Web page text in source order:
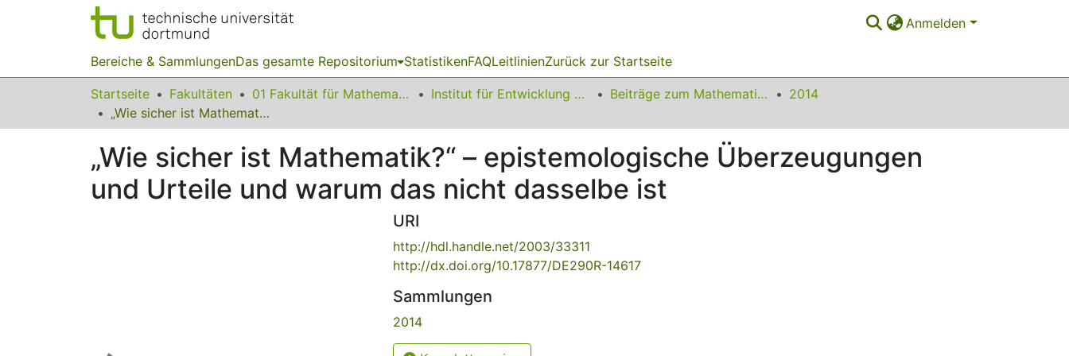
Anmelden
Bereiche & SammlungenDas gesamte Repositorium StatistikenFAQLeitlinienZurück zur Startseite
Startseite Fakultäten 01 Fakultät für Mathematik Institut für Entwicklung und Erforschung des Mathematikunterrichts Beiträge zum Mathematikunterricht
2014
„Wie sicher ist Mathematik?“ – epistemologische Überzeugungen und Urteile und warum das nicht dasselbe ist
„Wie sicher ist Mathematik?“ – epistemologische Überzeugungen
und Urteile und warum das nicht dasselbe ist
URI
http://hdl.handle.net/2003/33311
http://dx.doi.org/10.17877/DE290R-14617
Sammlungen
2014